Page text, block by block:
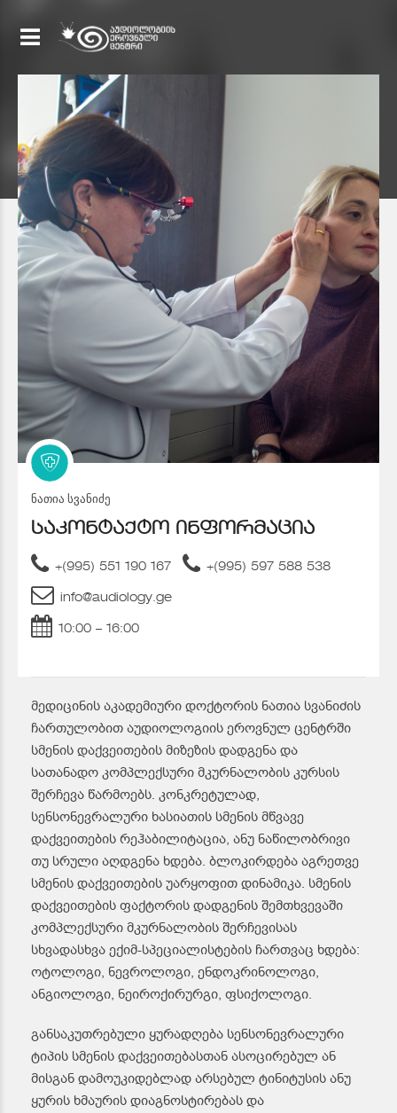
ექიმი-ოტორინოლარინგოლოგი, მედიცინის აკადემიური
დოქტორი
ნათია სვანიძე
ნათია სვანიძე
საკონტაქტო ინფორმაცია
+(995) 551 190 167 +(995) 597 588 538
info@audiology.ge
10:00 – 16:00
მედიცინის აკადემიური დოქტორის ნათია სვანიძის
ჩართულობით აუდიოლოგიის ეროვნულ ცენტრში
სმენის დაქვეითების მიზეზის დადგენა და
სათანადო კომპლექსური მკურნალობის კურსის
შერჩევა წარმოებს. კონკრეტულად,
სენსონევრალური ხასიათის სმენის მწვავე
დაქვეითების რეჰაბილიტაცია, ანუ ნაწილობრივი
თუ სრული აღდგენა ხდება. ბლოკირდება აგრეთვე
სმენის დაქვეითების უარყოფით დინამიკა. სმენის
დაქვეითების ფაქტორის დადგენის შემთხვევაში
კომპლექსური მკურნალობის შერჩევისას
სხვადასხვა ექიმ-სპეციალისტების ჩართვაც ხდება:
ოტოლოგი, ნევროლოგი, ენდოკრინოლოგი,
ანგიოლოგი, ნეიროქირურგი, ფსიქოლოგი.
განსაკუთრებული ყურადღება სენსონევრალური
ტიპის სმენის დაქვეითებასთან ასოცირებულ ან
მისგან დამოუკიდებლად არსებულ ტინიტუსის ანუ
ყურის ხმაურის დიაგნოსტირებას და